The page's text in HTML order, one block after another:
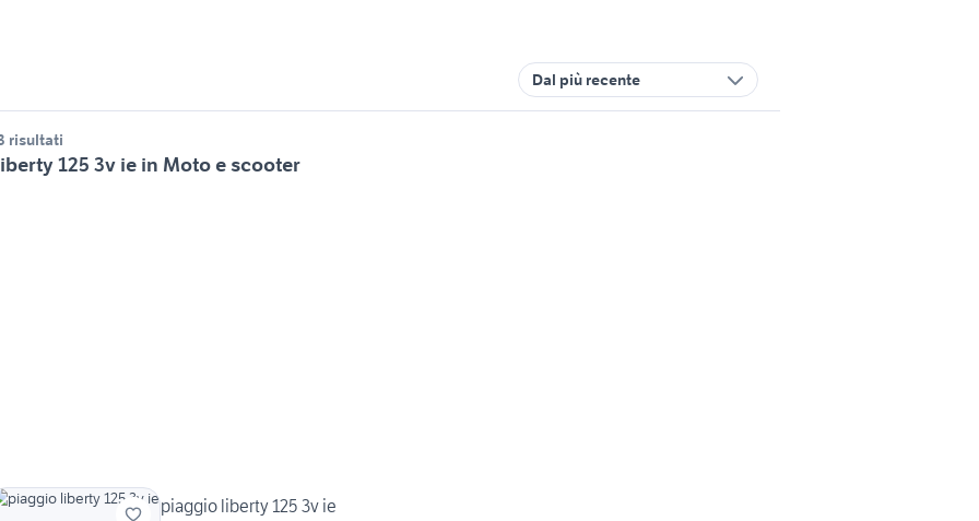
Dal più recente
risultati
125 3v ie in Moto e scooter
piaggio liberty 125 3v ie